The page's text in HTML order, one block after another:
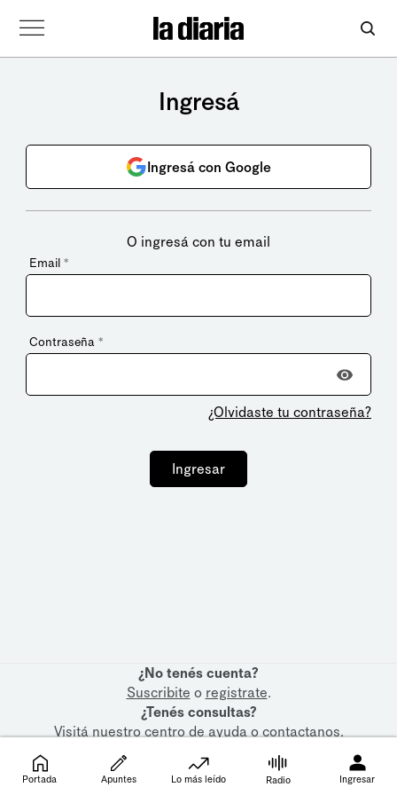
Ingresá
Ingresá con Google
O ingresá con tu email
Email *
Contraseña *
¿Olvidaste tu contraseña?
Ingresar
¿No tenés cuenta?
Suscribite o registrate.
¿Tenés consultas?
Visitá nuestrocentro de ayudaocontactanos.
Portada Apuntes Lo más leído Radio Ingresar